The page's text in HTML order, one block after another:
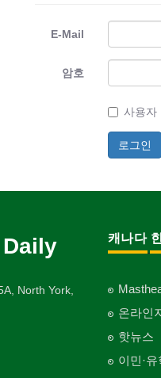
E-Mail
암호
사용자
North York,
캐나다
온라인
핫뉴스
이민·유